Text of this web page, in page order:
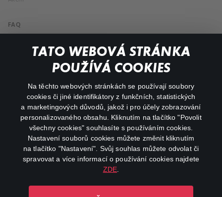
TATO WEBOVÁ STRÁNKA
POUŽÍVÁ COOKIES
Na těchto webových stránkách se používají soubory
cookies či jiné identifikátory z funkčních, statistických
a marketingových důvodů, jakož i pro účely zobrazování
personalizovaného obsahu. Kliknutím na tlačítko "Povolit
všechny cookies" souhlasíte s používáním cookies.
Nastavení souborů cookies můžete změnit kliknutím
na tlačítko "Nastavení". Svůj souhlas můžete odvolat či
spravovat a více informací o používání cookies najdete
ZDE
FAQ
Můj účet
Důležité odkazy
facebookinstagram
youtube